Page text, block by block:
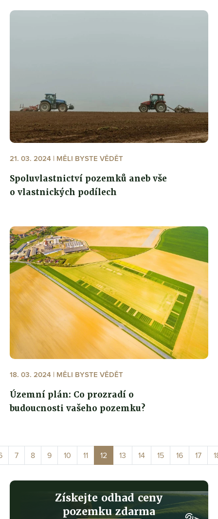
21. 03. 2024 | MĚLI BYSTE VĚDĚT
Spoluvlastnictví pozemků aneb vše
o vlastnických podílech
18. 03. 2024 | MĚLI BYSTE VĚDĚT
Územní plán: Co prozradí o
budoucnosti vašeho pozemku?
7 8 9 10 11 12 13 14 15 16 17
Získejte odhad ceny
pozemku zdarma